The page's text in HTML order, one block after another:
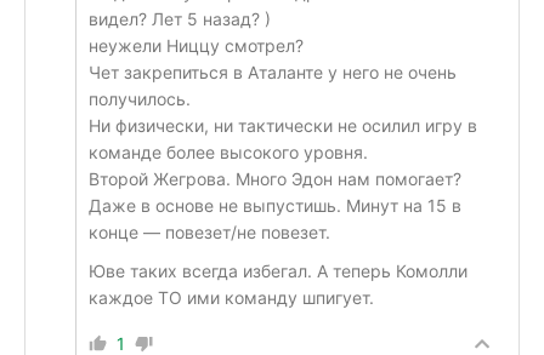
видел? Лет 5 назад? )
неужели Ниццу смотрел?
Чет закрепиться в Аталанте у него не очень
получилось.
Ни физически, ни тактически не осилил игру в
команде более высокого уровня.
Второй Жегрова. Много Эдон нам помогает?
Даже в основе не выпустишь. Минут на 15 в
конце — повезет/не повезет.
Юве таких всегда избегал. А теперь Комолли
каждое ТО ими команду шпигует.
1